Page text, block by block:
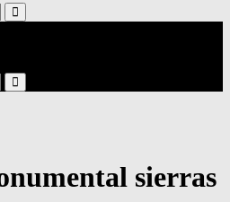
Search
Search
sierras